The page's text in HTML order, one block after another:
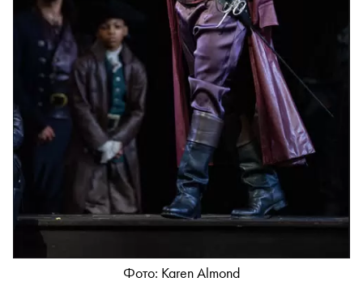
Фото: Karen Almond